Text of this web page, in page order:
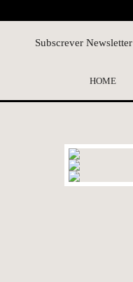
Subscrever Newsletter
HOME